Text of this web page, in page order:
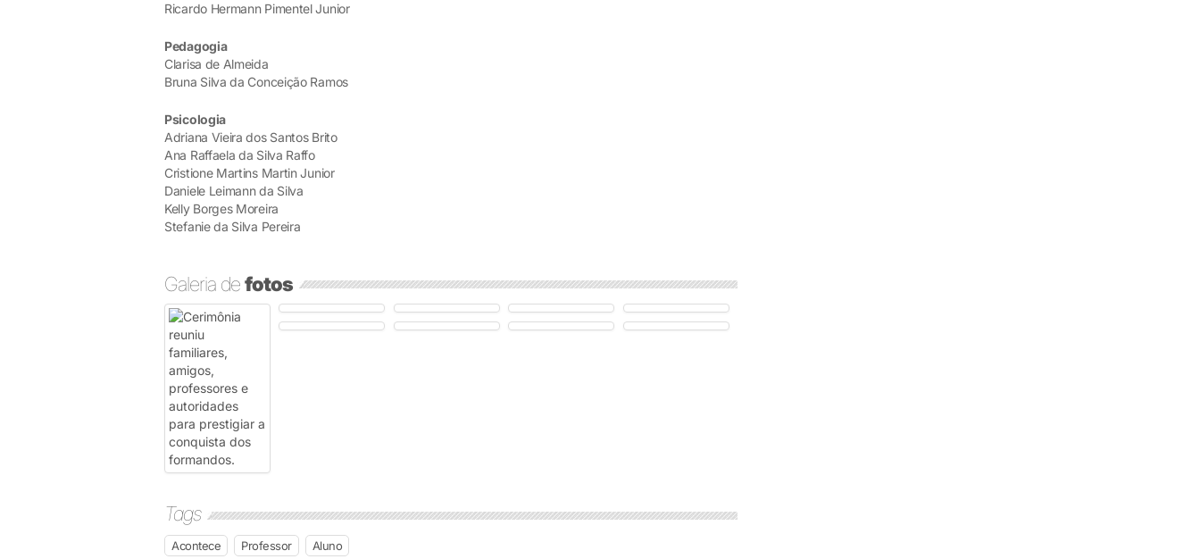
Ricardo Hermann Pimentel Junior
Pedagogia
Clarisa de Almeida
Bruna Silva da Conceição Ramos
Psicologia
Adriana Vieira dos Santos Brito
Ana Raffaela da Silva Raffo
Cristione Martins Martin Junior
Daniele Leimann da Silva
Kelly Borges Moreira
Stefanie da Silva Pereira
Galeria defotos
Tags
Acontece Professor Aluno